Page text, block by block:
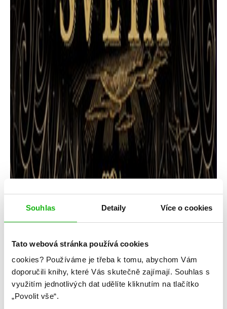
Souhlas Detaily Více o cookies
Tato webová stránka používá cookies
cookies? Používáme je třeba k tomu, abychom Vám
doporučili knihy, které Vás skutečně zajímají. Souhlas s
využitím jednotlivých dat udělíte kliknutím na tlačítko
„Povolit vše“.
Stránky světa
Kai Meyer